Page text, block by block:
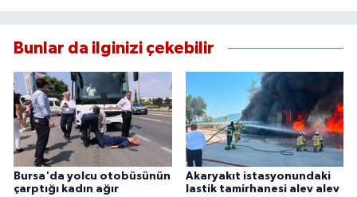
Bunlar da ilginizi çekebilir
Bursa'da yolcu otobüsünün
çarptığı kadın ağır
Akaryakıt istasyonundaki
lastik tamirhanesi alev alev